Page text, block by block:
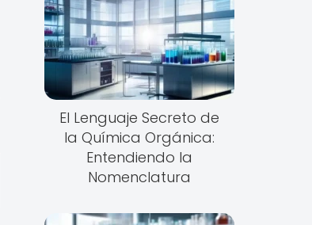
El Lenguaje Secreto de
la Química Orgánica:
Entendiendo la
Nomenclatura